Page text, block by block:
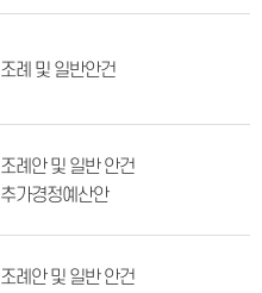
조례 및 일반안건
조례안 및 일반 안건
추가경정예산안
조례안 및 일반 안건